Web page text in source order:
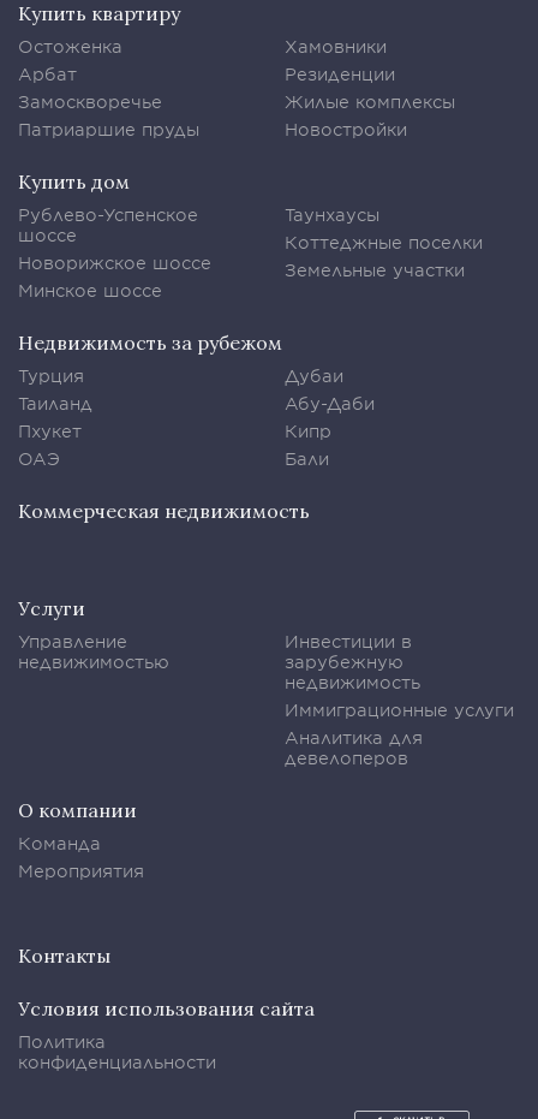
Купить квартиру
Остоженка
Арбат
Замоскворечье
Патриаршие пруды
Хамовники
Резиденции
Жилые комплексы
Новостройки
Купить дом
Рублево-Успенское
шоссе
Новорижское шоссе
Минское шоссе
Таунхаусы
Коттеджные поселки
Земельные участки
Недвижимость за рубежом
Турция
Таиланд
Пхукет
ОАЭ
Дубаи
Абу-Даби
Кипр
Бали
Коммерческая недвижимость
Услуги
Управление
недвижимостью
Инвестиции в
зарубежную
недвижимость
Иммиграционные услуги
Аналитика для
девелоперов
О компании
Команда
Мероприятия
Контакты
Условия использования сайта
Политика
конфиденциальности